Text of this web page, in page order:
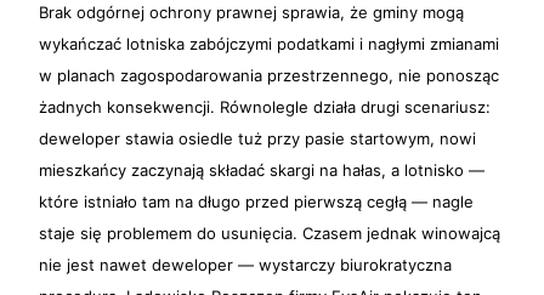
Brak odgórnej ochrony prawnej sprawia, że gminy mogą
wykańczać lotniska zabójczymi podatkami i nagłymi zmianami
w planach zagospodarowania przestrzennego, nie ponosząc
żadnych konsekwencji. Równolegle działa drugi scenariusz:
deweloper stawia osiedle tuż przy pasie startowym, nowi
mieszkańcy zaczynają składać skargi na hałas, a lotnisko —
które istniało tam na długo przed pierwszą cegłą — nagle
staje się problemem do usunięcia. Czasem jednak winowajcą
nie jest nawet deweloper — wystarczy biurokratyczna